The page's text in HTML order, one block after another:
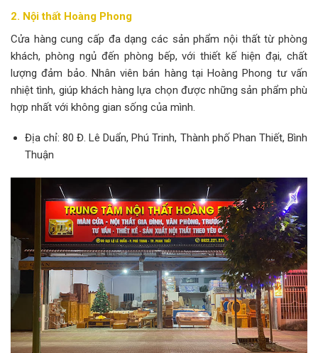
2. Nội thất Hoàng Phong
Cửa hàng cung cấp đa dạng các sản phẩm nội thất từ phòng
khách, phòng ngủ đến phòng bếp, với thiết kế hiện đại, chất
lượng đảm bảo. Nhân viên bán hàng tại Hoàng Phong tư vấn
nhiệt tình, giúp khách hàng lựa chọn được những sản phẩm phù
hợp nhất với không gian sống của mình.
Địa chỉ: 80 Đ. Lê Duẩn, Phú Trinh, Thành phố Phan Thiết, Bình
Thuận